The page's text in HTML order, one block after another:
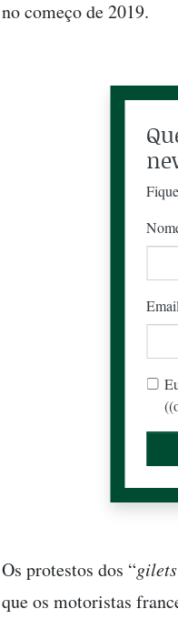
no começo de 2019.
Email
Os protestos dos “
que os motoristas